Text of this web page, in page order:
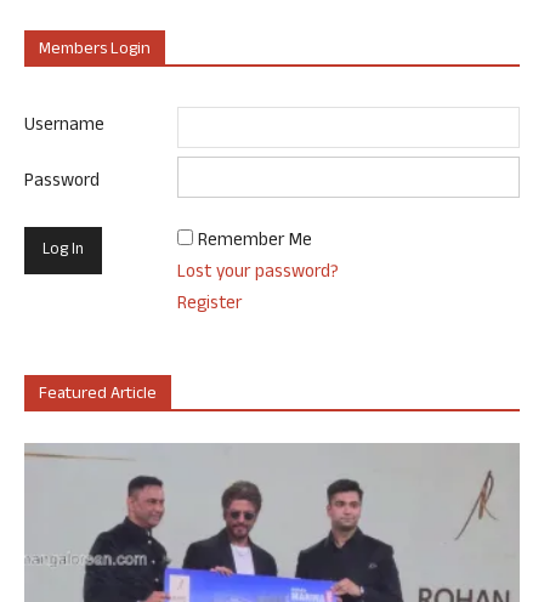
Members Login
Username
Password
Remember Me
Lost your password?
Register
Featured Article